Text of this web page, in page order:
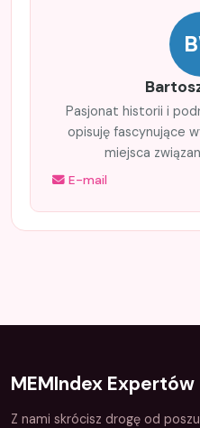
Pasjonat historii i
opisuję fascynujące
miejsca
E-mail
MEMIndex Expertów
Z nami skrócisz drogę od